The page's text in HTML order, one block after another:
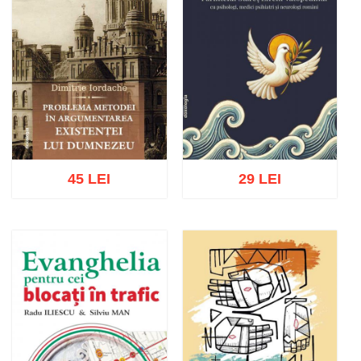
Adaugă în coș Wishlist
45 LEI
Adaugă în coș Wishlist
29 LEI